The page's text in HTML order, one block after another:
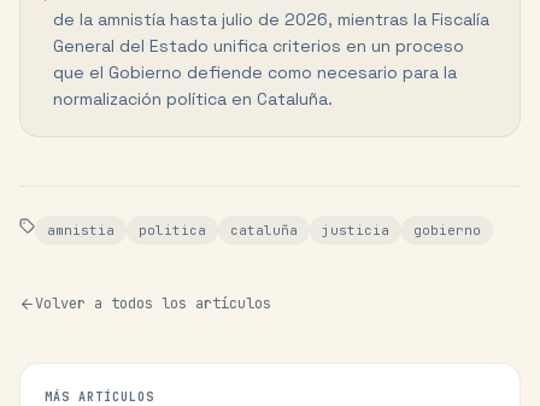
de la amnistía hasta julio de 2026, mientras la Fiscalía
General del Estado unifica criterios en un proceso
que el Gobierno defiende como necesario para la
normalización política en Cataluña.
amnistia politica cataluña justicia gobierno
Volver a todos los artículos
MÁS ARTÍCULOS